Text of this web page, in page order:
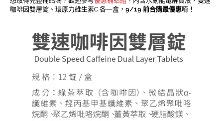
咖啡因雙層錠、環原力維生素C 各一盒， 9/19 前合購最優惠唷！